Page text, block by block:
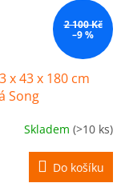
2 100 Kč
–9 %
x 43 x 180 cm
Song
Skladem (>10 ks)
Do košíku